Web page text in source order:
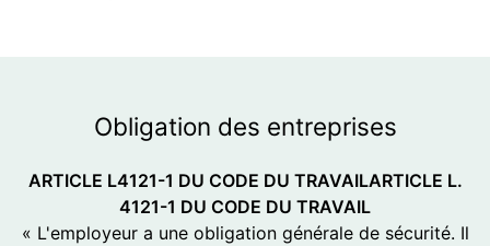
Obligation des entreprises
ARTICLE L4121-1 DU CODE DU TRAVAILARTICLE L.
4121-1 DU CODE DU TRAVAIL
« L'employeur a une obligation générale de sécurité. Il